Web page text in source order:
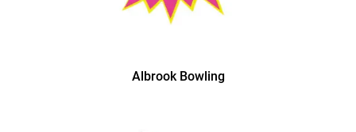
Albrook Bowling